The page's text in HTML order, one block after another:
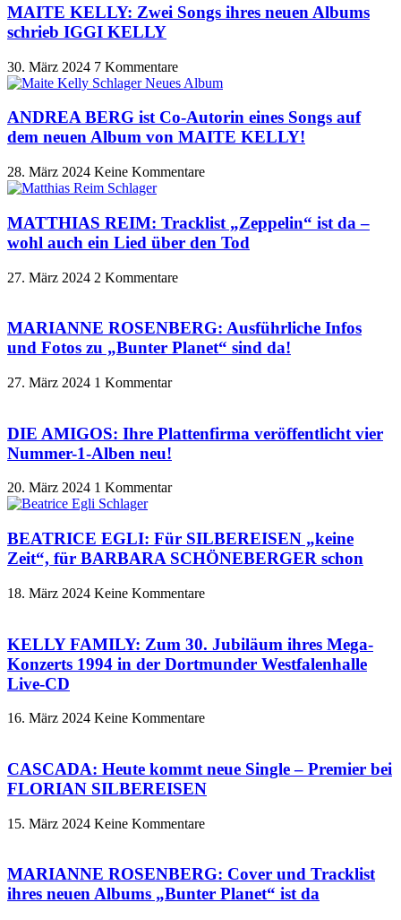
MAITE KELLY: Zwei Songs ihres neuen Albums
schrieb IGGI KELLY
30. März 2024 7 Kommentare
ANDREA BERG ist Co-Autorin eines Songs auf
dem neuen Album von MAITE KELLY!
28. März 2024 Keine Kommentare
MATTHIAS REIM: Tracklist „Zeppelin“ ist da –
wohl auch ein Lied über den Tod
27. März 2024 2 Kommentare
MARIANNE ROSENBERG: Ausführliche Infos
und Fotos zu „Bunter Planet“ sind da!
27. März 2024 1 Kommentar
DIE AMIGOS: Ihre Plattenfirma veröffentlicht vier
Nummer-1-Alben neu!
20. März 2024 1 Kommentar
BEATRICE EGLI: Für SILBEREISEN „keine
Zeit“, für BARBARA SCHÖNEBERGER schon
18. März 2024 Keine Kommentare
KELLY FAMILY: Zum 30. Jubiläum ihres Mega-
Konzerts 1994 in der Dortmunder Westfalenhalle
Live-CD
16. März 2024 Keine Kommentare
CASCADA: Heute kommt neue Single – Premier bei
FLORIAN SILBEREISEN
15. März 2024 Keine Kommentare
MARIANNE ROSENBERG: Cover und Tracklist
ihres neuen Albums „Bunter Planet“ ist da